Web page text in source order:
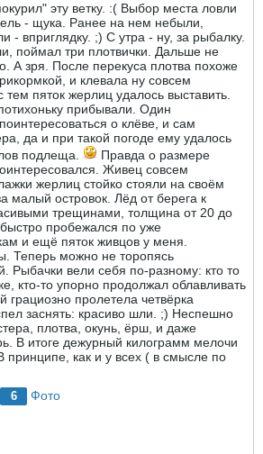
эту ветку. :( Выбор места ловли
- щука. Ранее на нем небыли,
- вприглядку. ;) С утра - ну, за рыбалку.
поймал три плотвички. Дальше не
А зря. После перекуса плотва похоже
и клевала ну совсем
пяток жерлиц удалось выставить.
прибывали. Один
о клёве, и сам
да и при такой погоде ему удалось
подлеща.
Правда о размере
Живец совсем
жерлиц стойко стояли на своём
малый островок. Лёд от берега к
трещинами, толщина от 20 до
пробежался по уже
и ещё пяток живцов у меня.
Теперь можно не торопясь
Рыбачки вели себя по-разному: кто то
кто-то упорно продолжал облавливать
грациозно пролетела четвёрка
заснять: красиво шли. ;) Неспешно
плотва, окунь, ёрш, и даже
В итоге дежурный килограмм мелочи
принципе, как и у всех ( в смысле по
6 Фото